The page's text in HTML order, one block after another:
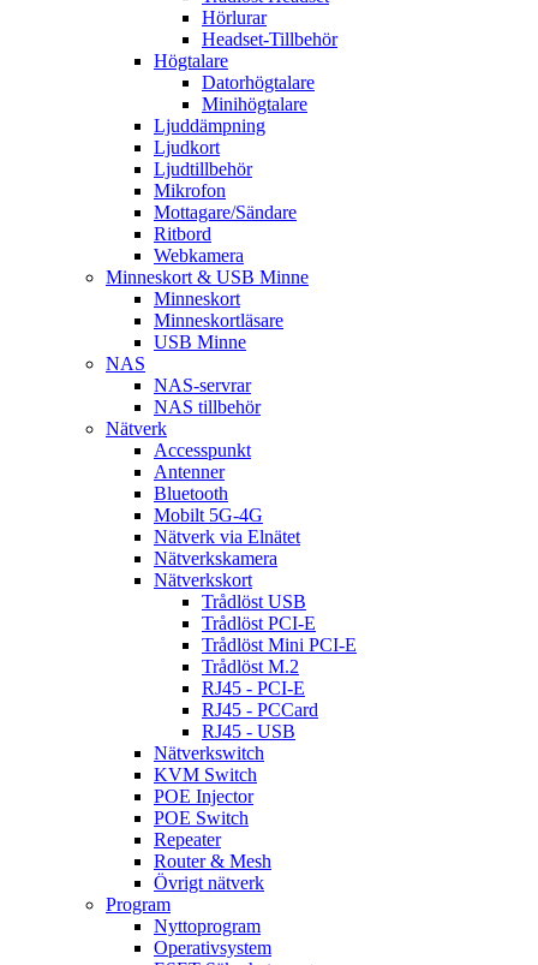
Hörlurar
Headset-Tillbehör
Högtalare
Datorhögtalare
Minihögtalare
Ljuddämpning
Ljudkort
Ljudtillbehör
Mikrofon
Mottagare/Sändare
Ritbord
Webkamera
Minneskort & USB Minne
Minneskort
Minneskortläsare
USB Minne
NAS
NAS-servrar
NAS tillbehör
Nätverk
Accesspunkt
Antenner
Bluetooth
Mobilt 5G-4G
Nätverk via Elnätet
Nätverkskamera
Nätverkskort
Trådlöst USB
Trådlöst PCI-E
Trådlöst Mini PCI-E
Trådlöst M.2
RJ45 - PCI-E
RJ45 - PCCard
RJ45 - USB
Nätverkswitch
KVM Switch
POE Injector
POE Switch
Repeater
Router & Mesh
Övrigt nätverk
Program
Nyttoprogram
Operativsystem